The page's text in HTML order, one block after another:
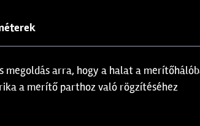
megoldás arra, hogy a halat a
a merítő parthoz való rögzítéséhez